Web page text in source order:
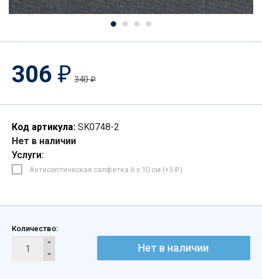
306 ₽ 340₽
Код артикула: SK0748-2
Нет в наличии
Услуги:
Антисептическая салфетка 6 х 10 см (+5 ₽ )
Количество:
Нет в наличии